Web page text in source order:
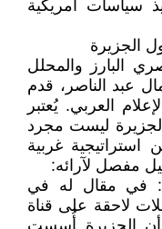
سياسات أمريكية
البارز والمحلل
عبد الناصر، قدم
العربي. يُعتبر
ليست مجرد
استراتيجية غربية
مفصل لآرائه:
في مقال له في
وفي مقابلات لاحقة على قناة